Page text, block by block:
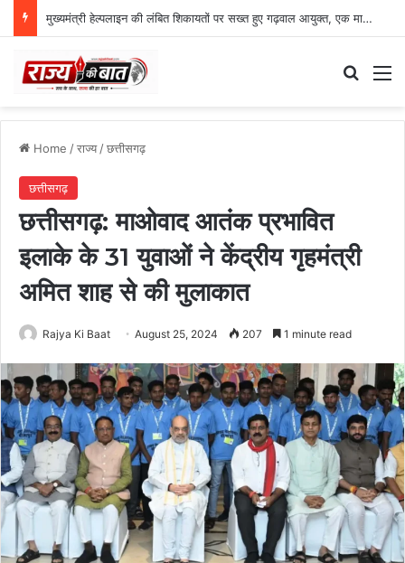
मुख्यमंत्री हेल्पलाइन की लंबित शिकायतों पर सख्त हुए गढ़वाल आयुक्त, एक माह की डेडलाइन
Home /राज्य/छत्तीसगढ़
छत्तीसगढ़
छत्तीसगढ़: माओवाद आतंक प्रभावित
इलाके के 31 युवाओं ने केंद्रीय गृहमंत्री
अमित शाह से की मुलाकात
Rajya Ki Baat August 25, 2024 207 1 minute read